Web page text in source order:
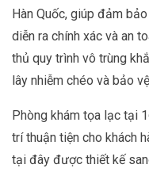
Hàn Quốc, giúp đảm
diễn ra chính xác và an
thủ quy trình vô trùng
lây nhiễm chéo và bảo
Phòng khám tọa lạc tại
trí thuận tiện cho khách
tại đây được thiết kế